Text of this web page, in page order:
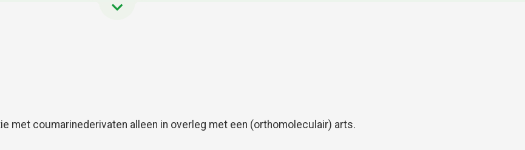
met coumarinederivaten alleen in overleg met een (orthomoleculair) arts.